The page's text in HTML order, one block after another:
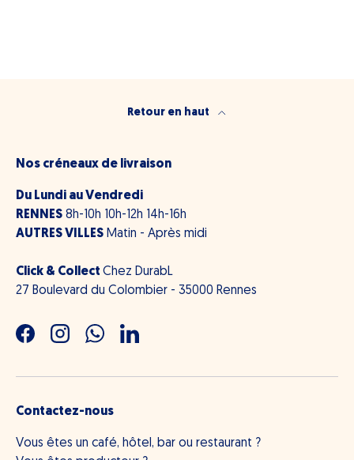
Retour en haut
Nos créneaux de livraison
Du Lundi au Vendredi
RENNES 8h-10h 10h-12h 14h-16h
AUTRES VILLES Matin - Après midi
Click & Collect Chez DurabL
27 Boulevard du Colombier - 35000 Rennes
FacebookInstagramWhatsAppLinkedIn
Contactez-nous
Vous êtes un café, hôtel, bar ou restaurant ?